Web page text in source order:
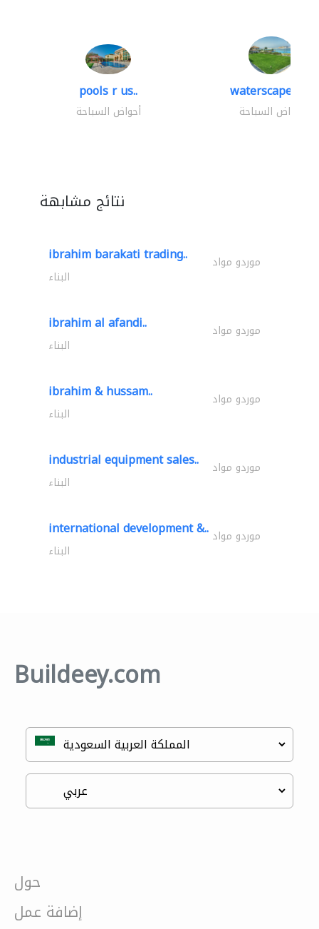
pools r us..
أحواض السباحة
waterscapes llc
أحواض السباحة
نتائج مشابهة
ibrahim barakati trading.. موردو مواد
البناء
ibrahim al afandi.. موردو مواد
البناء
ibrahim & hussam.. موردو مواد
البناء
industrial equipment sales.. موردو مواد
البناء
international development &.. موردو مواد
البناء
Buildeey.com
حول
إضافة عمل